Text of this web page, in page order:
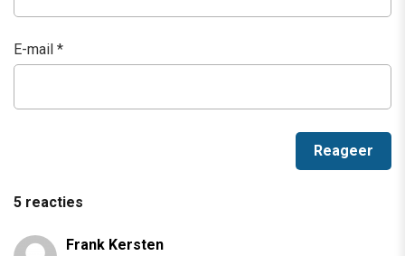
E-mail *
5 reacties
Frank Kersten